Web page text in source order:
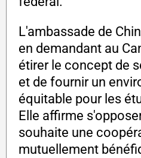
L'ambassade de
en demandant au
étirer le concept de
et de fournir un
équitable pour les
Elle affirme
souhaite une
mutuellement